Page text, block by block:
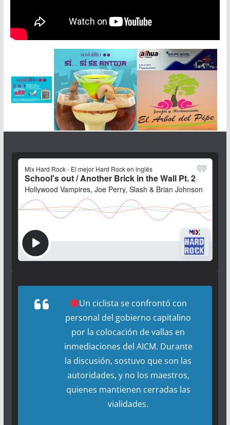
Un ciclista se confrontó con
personal del gobierno capitalino
por la colocación de vallas en
inmediaciones del AICM. Durante
la discusión, sostuvo que son las
autoridades, y no los maestros,
quienes mantienen cerradas las
vialidades.